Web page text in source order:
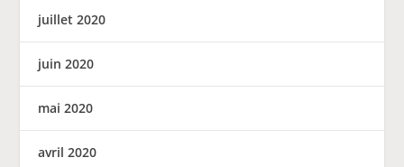
juillet 2020
juin 2020
mai 2020
avril 2020